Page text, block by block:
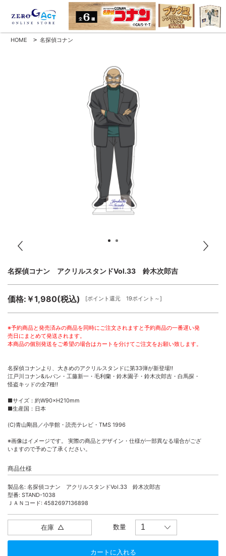
HOME > 名探偵コナン
名探偵コナン アクリルスタンドVol.33 鈴木次郎吉
価格:￥1,980(税込) [ポイント還元 19ポイント～]
※予約商品と発売済みの商品を同時にご注文されますと予約商品の一番遅い発
売日にまとめて発送されます。
本商品の個別発送をご希望の場合はカートを分けてご注文をお願い致します。
名探偵コナンより、大きめのアクリルスタンドに第33弾が新登場!!
江戸川コナン&ルパン・工藤新一・毛利蘭・鈴木園子・鈴木次郎吉・白馬探・
怪盗キッドの全7種!!
■サイズ：約W90×H210mm
■生産国：日本
(C)青山剛昌／小学館・読売テレビ・TMS 1996
※画像はイメージです。 実際の商品とデザイン・仕様が一部異なる場合がござ
いますので予めご了承ください。
商品仕様
製品名: 名探偵コナン アクリルスタンドVol.33 鈴木次郎吉
型番: STAND-1038
ＪＡＮコード: 4582697136898
在庫 △ 数量